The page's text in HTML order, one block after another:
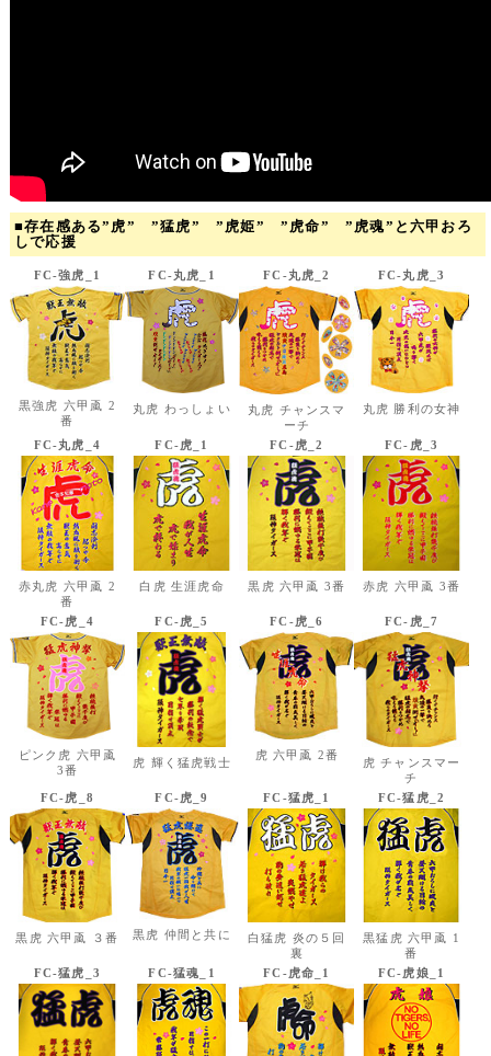
■存在感ある”虎” ”猛虎” ”虎姫” ”虎命” ”虎魂”と六甲おろ
しで応援
FC-強虎_1
黒強虎 六甲颪 2
番
FC-丸虎_1
丸虎 わっしょい
FC-丸虎_2
丸虎 チャンスマ
ーチ
FC-丸虎_3
丸虎 勝利の女神
FC-丸虎_4
赤丸虎 六甲颪 2
番
FC-虎_1
白虎 生涯虎命
FC-虎_2
黒虎 六甲颪 3番
FC-虎_3
赤虎 六甲颪 3番
FC-虎_4
ピンク虎 六甲颪
3番
FC-虎_5
虎 輝く猛虎戦士
FC-虎_6
虎 六甲颪 2番
FC-虎_7
虎 チャンスマー
チ
FC-虎_8
黒虎 六甲颪 ３番
FC-虎_9
黒虎 仲間と共に
FC-猛虎_1
白猛虎 炎の５回
裏
FC-猛虎_2
黒猛虎 六甲颪 1
番
FC-猛虎_3
FC-猛魂_1 FC-虎命_1 FC-虎娘_1